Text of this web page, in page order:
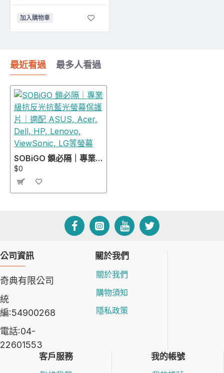
加入購物車
最近看過 最多人看過
SOBiGO 鎖必隔｜專業級抗反光抗藍光螢幕保護片｜適配 ASUS, Acer, Dell, HP, Lenovo, ViewSonic, LG等螢幕
$0
公司資訊
奇典有限公司
統
編:54900268
電話:04-
22601553
關於我們
關於我們
購物須知
隱私政策
客戶服務
我的帳號